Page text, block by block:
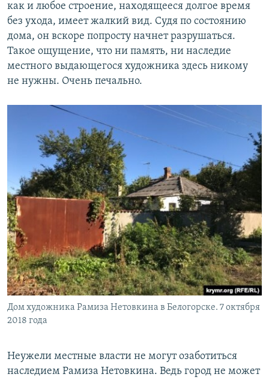
как и любое строение, находящееся долгое время
без ухода, имеет жалкий вид. Судя по состоянию
дома, он вскоре попросту начнет разрушаться.
Такое ощущение, что ни память, ни наследие
местного выдающегося художника здесь никому
не нужны. Очень печально.
Дом художника Рамиза Нетовкина в Белогорске. 7 октября
2018 года
Неужели местные власти не могут озаботиться
наследием Рамиза Нетовкина. Ведь город не может